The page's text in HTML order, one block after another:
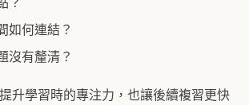
如何連結？
沒有釐清？
升學習時的專注力，也讓後續複習更快